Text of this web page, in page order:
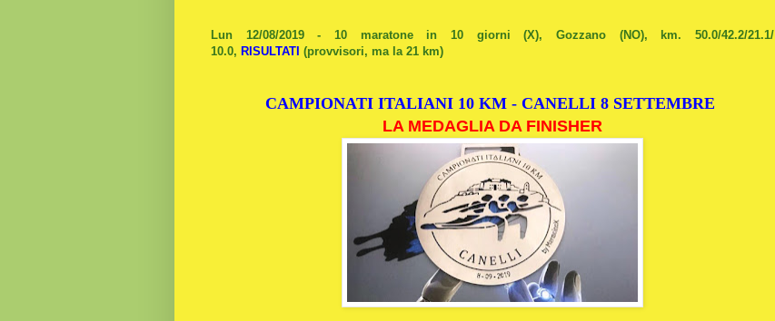
Lun 12/08/2019 - 10 maratone in 10 giorni (X), Gozzano (NO), km. 50.0/42.2/21.1/
10.0, RISULTATI (provvisori, ma la 21 km)
CAMPIONATI ITALIANI 10 KM - CANELLI 8 SETTEMBRE
LA MEDAGLIA DA FINISHER